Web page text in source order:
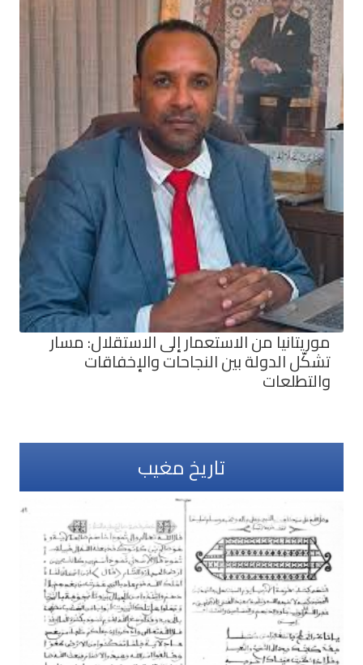
موريتانيا من الاستعمار إلى الاستقلال: مسار
تشكّل الدولة بين النجاحات والإخفاقات
والتطلعات
تاريخ مغيب